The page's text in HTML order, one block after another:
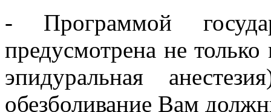
- Программой
предусмотрена не
эпидуральная
обезболивание Вам